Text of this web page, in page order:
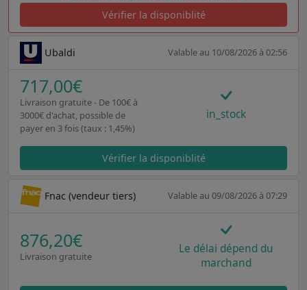
Vérifier la disponiblité
Ubaldi Valable au 10/08/2026 à 02:56
717,00€
Livraison gratuite - De 100€ à
3000€ d'achat, possible de
payer en 3 fois (taux : 1,45%)
in_stock
Vérifier la disponiblité
Fnac (vendeur tiers) Valable au 09/08/2026 à 07:29
876,20€
Livraison gratuite
Le délai dépend du
marchand